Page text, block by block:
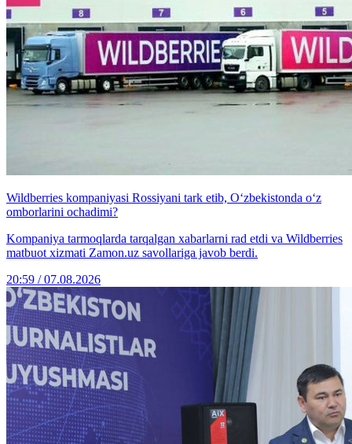
Wildberries kompaniyasi Rossiyani tark etib, O‘zbekistonda o‘z
omborlarini ochadimi?
Kompaniya tarmoqlarda tarqalgan xabarlarni rad etdi va Wildberries
matbuot xizmati Zamon.uz savollariga javob berdi.
20:59 / 07.08.2026